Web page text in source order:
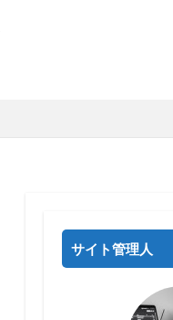
サイト管理人